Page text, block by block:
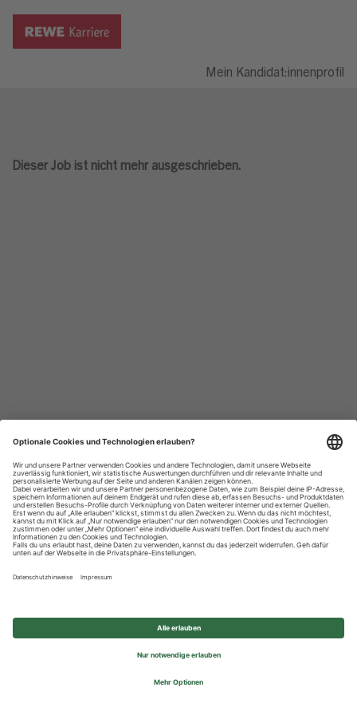
Mein Kandidat:innenprofil
Dieser Job ist nicht mehr ausgeschrieben.
Datenschutzhinweise
Impressum
Privatsphäre-Einstellungen
© 2026 REWE Group - All rights reserved